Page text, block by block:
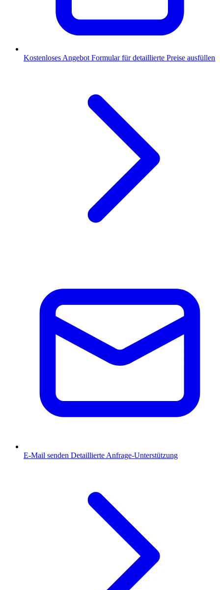
Kostenloses Angebot Formular für detaillierte Preise ausfüllen
E-Mail senden Detaillierte Anfrage-Unterstützung